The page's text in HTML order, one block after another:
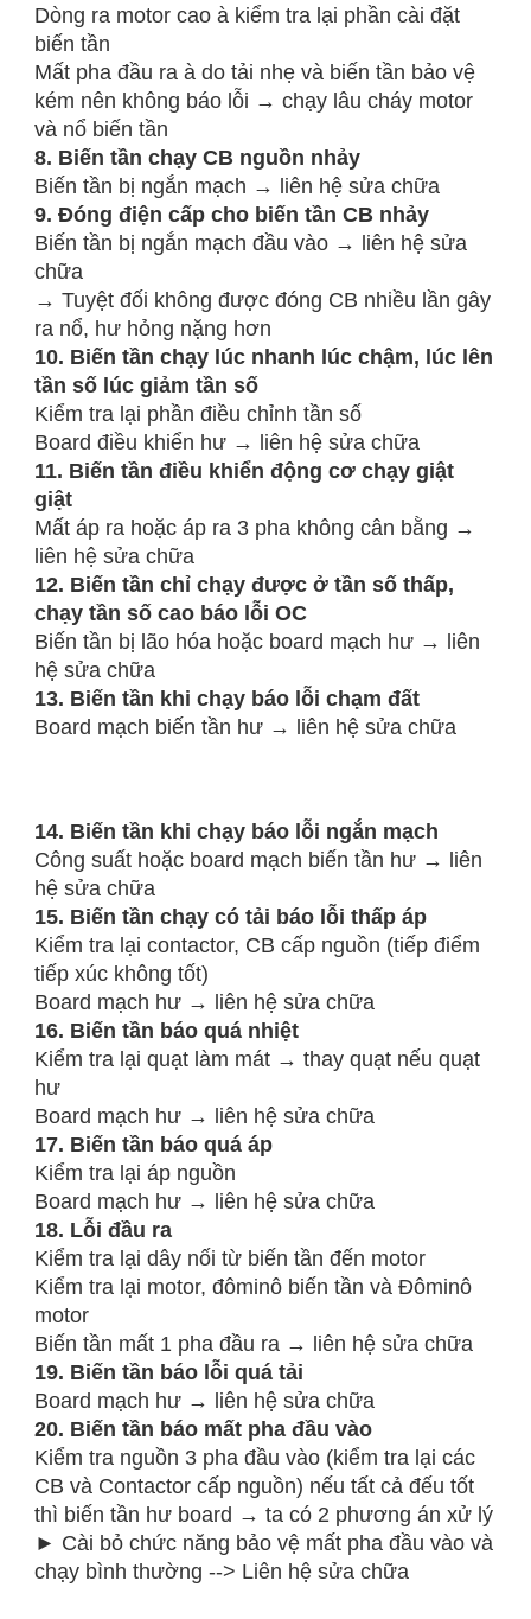
Dòng ra motor cao à kiểm tra lại phần cài đặt
biến tần
Mất pha đầu ra à do tải nhẹ và biến tần bảo vệ
kém nên không báo lỗi → chạy lâu cháy motor
và nổ biến tần
8. Biến tần chạy CB nguồn nhảy
Biến tần bị ngắn mạch → liên hệ sửa chữa
9. Đóng điện cấp cho biến tần CB nhảy
Biến tần bị ngắn mạch đầu vào → liên hệ sửa
chữa
→ Tuyệt đối không được đóng CB nhiều lần gây
ra nổ, hư hỏng nặng hơn
10. Biến tần chạy lúc nhanh lúc chậm, lúc lên
tần số lúc giảm tần số
Kiểm tra lại phần điều chỉnh tần số
Board điều khiển hư → liên hệ sửa chữa
11. Biến tần điều khiển động cơ chạy giật
giật
Mất áp ra hoặc áp ra 3 pha không cân bằng →
liên hệ sửa chữa
12. Biến tần chỉ chạy được ở tần số thấp,
chạy tần số cao báo lỗi OC
Biến tần bị lão hóa hoặc board mạch hư → liên
hệ sửa chữa
13. Biến tần khi chạy báo lỗi chạm đất
Board mạch biến tần hư → liên hệ sửa chữa
14. Biến tần khi chạy báo lỗi ngắn mạch
Công suất hoặc board mạch biến tần hư → liên
hệ sửa chữa
15. Biến tần chạy có tải báo lỗi thấp áp
Kiểm tra lại contactor, CB cấp nguồn (tiếp điểm
tiếp xúc không tốt)
Board mạch hư → liên hệ sửa chữa
16. Biến tần báo quá nhiệt
Kiểm tra lại quạt làm mát → thay quạt nếu quạt
hư
Board mạch hư → liên hệ sửa chữa
17. Biến tần báo quá áp
Kiểm tra lại áp nguồn
Board mạch hư → liên hệ sửa chữa
18. Lỗi đầu ra
Kiểm tra lại dây nối từ biến tần đến motor
Kiểm tra lại motor, đôminô biến tần và Đôminô
motor
Biến tần mất 1 pha đầu ra → liên hệ sửa chữa
19. Biến tần báo lỗi quá tải
Board mạch hư → liên hệ sửa chữa
20. Biến tần báo mất pha đầu vào
Kiểm tra nguồn 3 pha đầu vào (kiểm tra lại các
CB và Contactor cấp nguồn) nếu tất cả đếu tốt
thì biến tần hư board → ta có 2 phương án xử lý
► Cài bỏ chức năng bảo vệ mất pha đầu vào và
chạy bình thường --> Liên hệ sửa chữa